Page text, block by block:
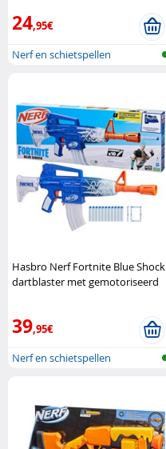
24,95€
Nerf en schietspellen
Hasbro Nerf Fortnite Blue Shock
dartblaster met gemotoriseerd
39,95€
Nerf en schietspellen